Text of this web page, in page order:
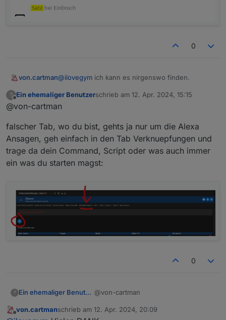
0
von.cartman@ilovegym ich kann es nirgenswo finden.
die Meisten sind nur als "Sätze" zu
Sprachausgabe
? Ein ehemaliger Benutzerschrieb am 12. Apr. 2024, 15:15
zuletzt editiert von
@von-cartman
falscher Tab, wo du bist, gehts ja nur um die Alexa
Ansagen, geh einfach in den Tab Verknuepfungen und
trage da dein Command, Script oder was auch immer
ein was du starten magst:
0
? Ein ehemaliger Benutzer @von-cartman
falscher Tab, wo du bist, gehts ja nur
Offline
von.cartmanschrieb am 12. Apr. 2024, 20:09
zuletzt editiert von